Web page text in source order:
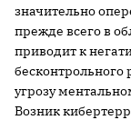
значительно
прежде всего в
приводит к
угрозу
Возник